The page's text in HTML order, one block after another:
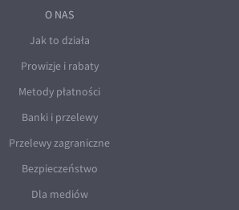
O NAS
Jak to działa
Prowizje i rabaty
Metody płatności
Banki i przelewy
Przelewy zagraniczne
Bezpieczeństwo
Dla mediów